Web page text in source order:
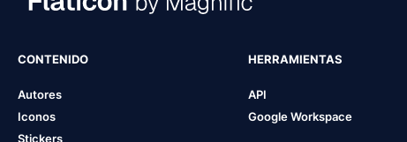
CONTENIDO
Autores
Iconos
Stickers
HERRAMIENTAS
API
Google Workspace